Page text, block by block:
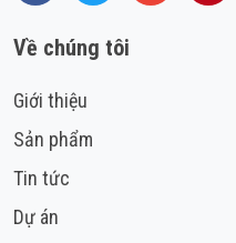
Về chúng tôi
Giới thiệu
Sản phẩm
Tin tức
Dự án